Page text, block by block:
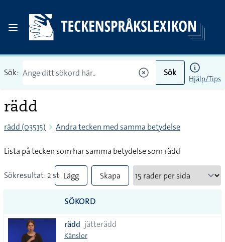
Sök: Sök
Hjälp/Tips
rädd
rädd (03515) Andra tecken med samma betydelse
Lista på tecken som har samma betydelse som rädd
Sökresultat: 2 st Lägg
till
alla i
lista
Skapa
SÖKORD
rädd jätterädd
Känslor